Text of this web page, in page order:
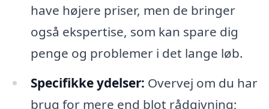
have højere priser, men de bringer
også ekspertise, som kan spare dig
penge og problemer i det lange løb.
Specifikke ydelser: Overvej om du har
brug for mere end blot rådgivning;